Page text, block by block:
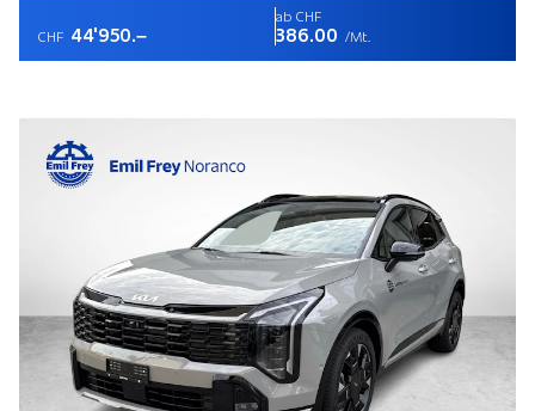
CHF 44'950.–
ab CHF
386.00 /Mt.